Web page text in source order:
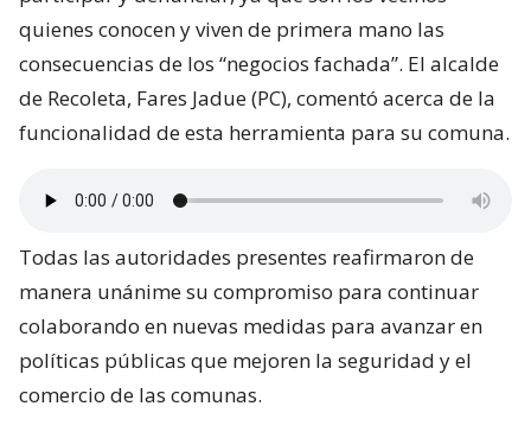
quienes conocen y viven de primera mano las
consecuencias de los “negocios fachada”. El alcalde
de Recoleta, Fares Jadue (PC), comentó acerca de la
funcionalidad de esta herramienta para su comuna.
Todas las autoridades presentes reafirmaron de
manera unánime su compromiso para continuar
colaborando en nuevas medidas para avanzar en
políticas públicas que mejoren la seguridad y el
comercio de las comunas.